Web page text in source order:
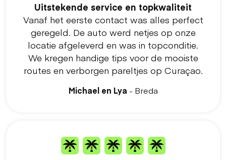
Uitstekende service en topkwaliteit
Vanaf het eerste contact was alles perfect
geregeld. De auto werd netjes op onze
locatie afgeleverd en was in topconditie.
We kregen handige tips voor de mooiste
routes en verborgen pareltjes op Curaçao.
Michael en Lya - Breda